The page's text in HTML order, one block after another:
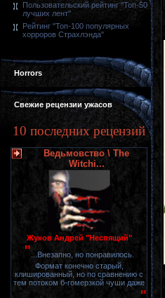
Пользовательский рейтинг "Топ-50
лучших лент"
Рейтинг "Топ-100 популярных
хорроров Страхлэнда"
Horrors
Свежие рецензии ужасов
10 последних рецензий
Ведьмовство \ The
Witchi...
Жуков Андрей "Неспящий"
" ...Внезапно, но понравилось.
Формат конечно старый,
клишированный, но по сравнению с
тем потоком б-гомерзкой чуши даже